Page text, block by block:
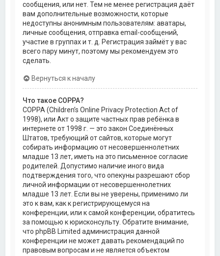
сообщения, или нет. Тем не менее регистрация даёт
вам дополнительные возможности, которые
недоступны анонимным пользователям: аватары,
личные сообщения, отправка email-сообщений,
участие в группах и т. д. Регистрация займёт у вас
всего пару минут, поэтому мы рекомендуем это
сделать.
Вернуться к началу
Что такое COPPA?
COPPA (Children’s Online Privacy Protection Act of
1998), или Акт о защите частных прав ребёнка в
интернете от 1998 г. — это закон Соединённых
Штатов, требующий от сайтов, которые могут
собирать информацию от несовершеннолетних
младше 13 лет, иметь на это письменное согласие
родителей. Допустимо наличие иного вида
подтверждения того, что опекуны разрешают сбор
личной информации от несовершеннолетних
младше 13 лет. Если вы не уверены, применимо ли
это к вам, как к регистрирующемуся на
конференции, или к самой конференции, обратитесь
за помощью к юрисконсульту. Обратите внимание,
что phpBB Limited администрация данной
конференции не может давать рекомендаций по
правовым вопросам и не является объектом